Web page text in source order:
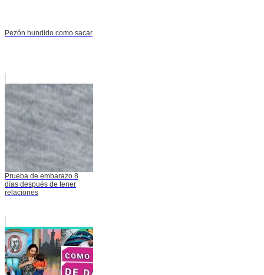
Pezón hundido como sacar
Prueba de embarazo 8
días después de tener
relaciones